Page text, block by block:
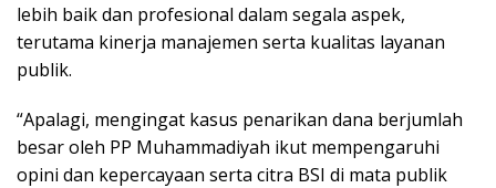
lebih baik dan profesional dalam segala aspek,
terutama kinerja manajemen serta kualitas layanan
publik.
“Apalagi, mengingat kasus penarikan dana berjumlah
besar oleh PP Muhammadiyah ikut mempengaruhi
opini dan kepercayaan serta citra BSI di mata publik